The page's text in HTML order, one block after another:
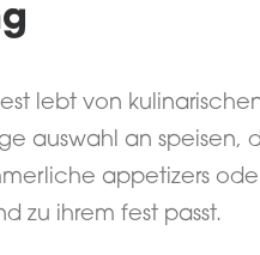
lebt von
auswahl an speisen,
appetizers
zu ihrem fest passt.